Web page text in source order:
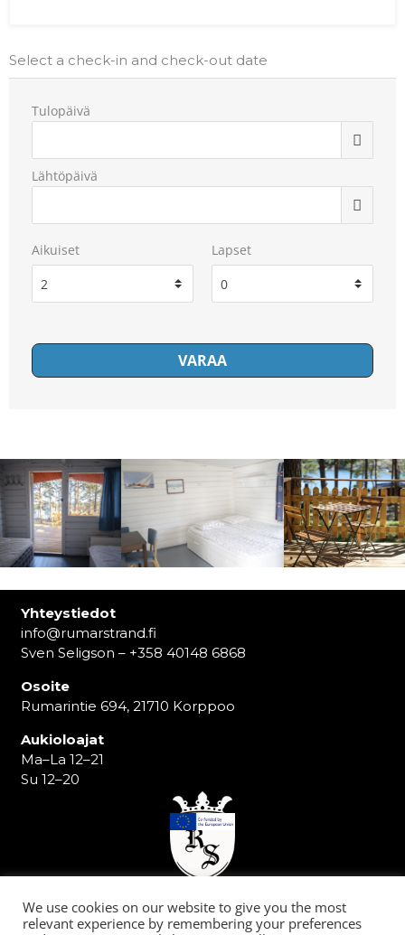
Select a check-in and check-out date
Tulopäivä
Lähtöpäivä
Aikuiset Lapset
Yhteystiedot
info@rumarstrand.fi
Sven Seligson – +358 40148 6868
Osoite
Rumarintie 694, 21710 Korppoo
Aukioloajat
Ma–La 12–21
Su 12–20
Lisää
We use cookies on our website to give you the most
relevant experience by remembering your preferences